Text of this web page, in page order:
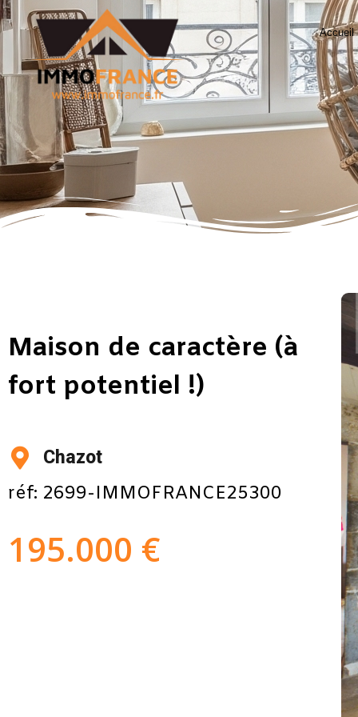
Accueil
Maison de caractère (à
fort potentiel !)
Chazot
réf: 2699-IMMOFRANCE25300
195.000 €